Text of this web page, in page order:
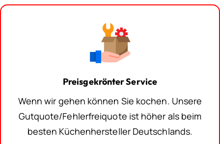
Preisgekrönter Service
Wenn wir gehen können Sie kochen. Unsere
Gutquote/Fehlerfreiquote ist höher als beim
besten Küchenhersteller Deutschlands.